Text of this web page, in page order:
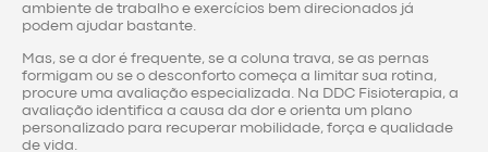
ambiente de trabalho e exercícios bem direcionados já
podem ajudar bastante.
Mas, se a dor é frequente, se a coluna trava, se as pernas
formigam ou se o desconforto começa a limitar sua rotina,
procure uma avaliação especializada. Na DDC Fisioterapia, a
avaliação identifica a causa da dor e orienta um plano
personalizado para recuperar mobilidade, força e qualidade
de vida.